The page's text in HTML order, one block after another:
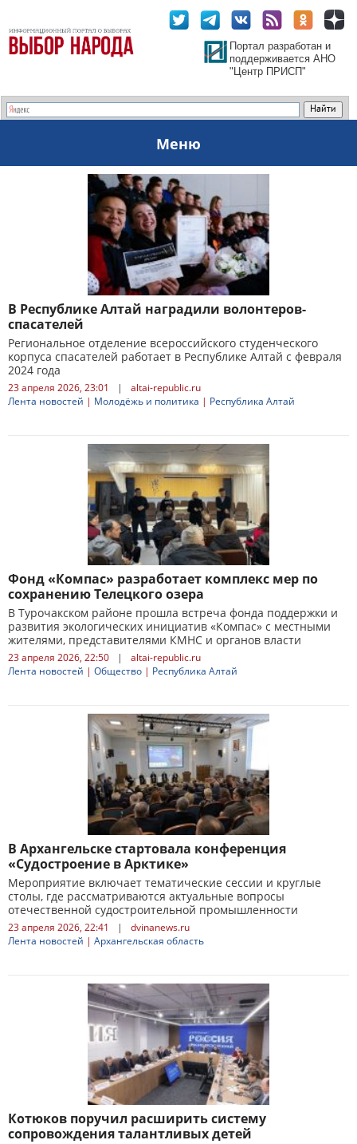
Портал разработан и
поддерживается АНО
"Центр ПРИСП"
Меню
В Республике Алтай наградили волонтеров-
спасателей
Региональное отделение всероссийского студенческого
корпуса спасателей работает в Республике Алтай с февраля
2024 года
23 апреля 2026, 23:01 |
altai-republic.ru
Лента новостей | Молодёжь и политика | Республика Алтай
Фонд «Компас» разработает комплекс мер по
сохранению Телецкого озера
В Турочакском районе прошла встреча фонда поддержки и
развития экологических инициатив «Компас» с местными
жителями, представителями КМНС и органов власти
23 апреля 2026, 22:50 |
altai-republic.ru
Лента новостей | Общество | Республика Алтай
В Архангельске стартовала конференция
«Судостроение в Арктике»
Мероприятие включает тематические сессии и круглые
столы, где рассматриваются актуальные вопросы
отечественной судостроительной промышленности
23 апреля 2026, 22:41 |
dvinanews.ru
Лента новостей | Архангельская область
Котюков поручил расширить систему
сопровождения талантливых детей